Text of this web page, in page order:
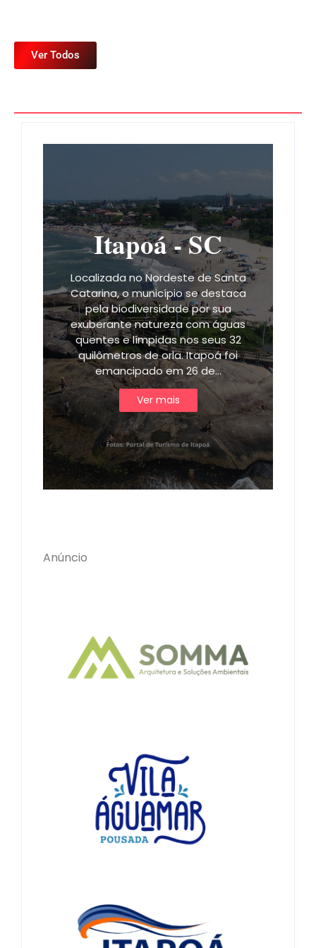
Ver Todos
Itapoá - SC
Localizada no Nordeste de Santa
Catarina, o município se destaca
pela biodiversidade por sua
exuberante natureza com águas
quentes e límpidas nos seus 32
quilômetros de orla. Itapoá foi
emancipado em 26 de…
Ver mais
Anúncio